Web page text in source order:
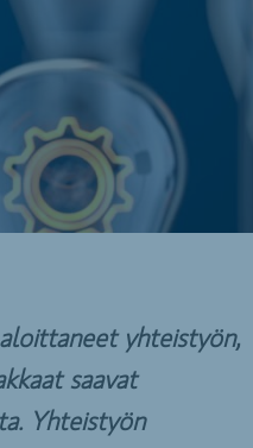
yhteistyön,
saavat
Yhteistyön